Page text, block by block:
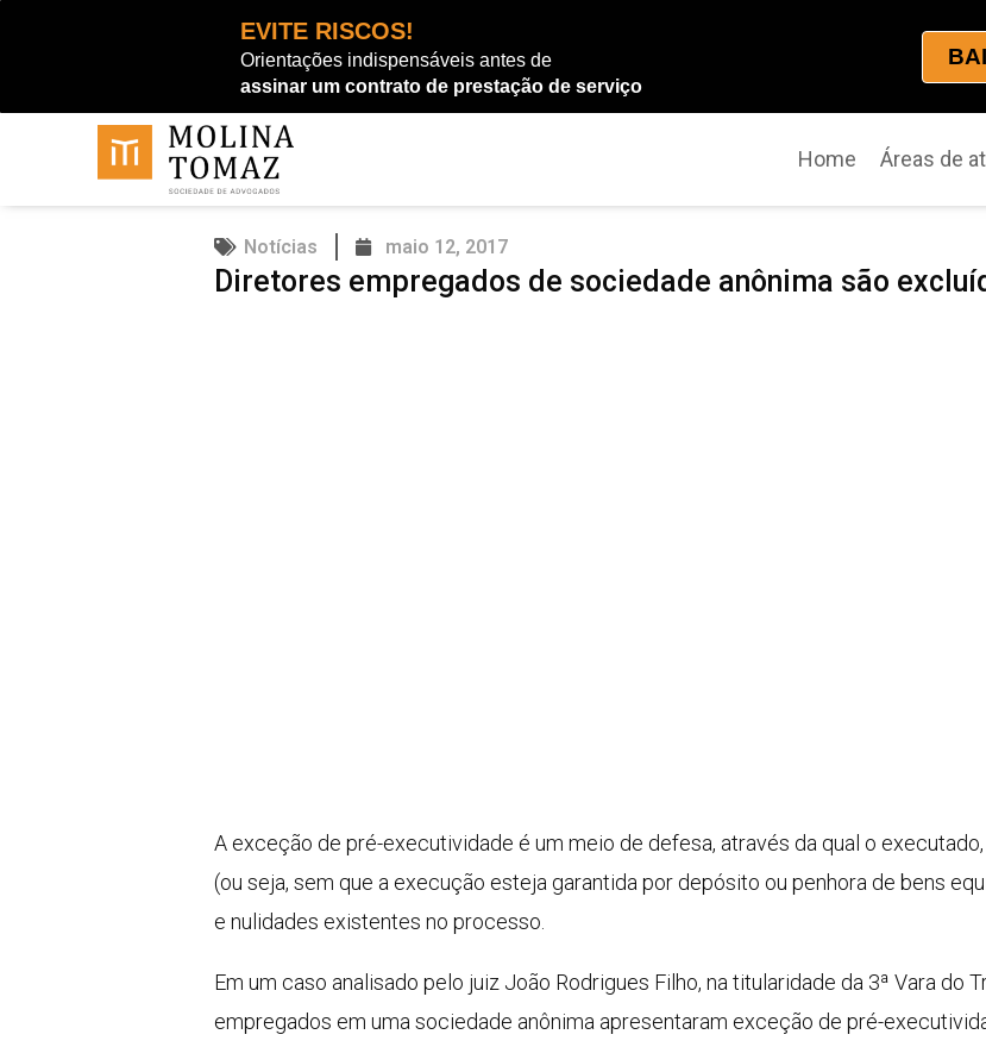
EVITE RISCOS!
Orientações indispensáveis antes de
assinar um contrato de prestação de serviço
conteúdo
Home Áreas de
Notícias maio 12, 2017
Diretores empregados de sociedade anônima são
A exceção de pré-executividade é um meio de defesa, através da qual o
(ou seja, sem que a execução esteja garantida por depósito ou penhora de bens
e nulidades existentes no processo.
Em um caso analisado pelo juiz João Rodrigues Filho, na titularidade da 3ª Vara do
empregados em uma sociedade anônima apresentaram exceção de pré-